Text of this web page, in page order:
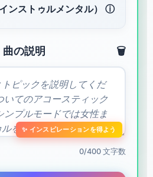
ンストゥルメンタル） ⓘ
曲の説明 🗑️
✨ インスピレーションを得よう
0/400 文字数